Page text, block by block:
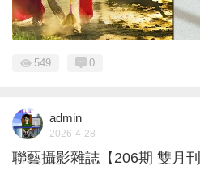
549 0
admin
2026-4-28
聯藝攝影雜誌【206期 雙月